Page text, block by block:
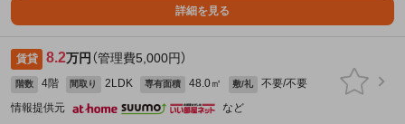
詳細を見る
賃貸 8.2万円 （管理費5,000円）
階数 4階 間取り 2LDK 専有面積 48.0㎡ 敷/礼
不要/不要
情報提供元
など